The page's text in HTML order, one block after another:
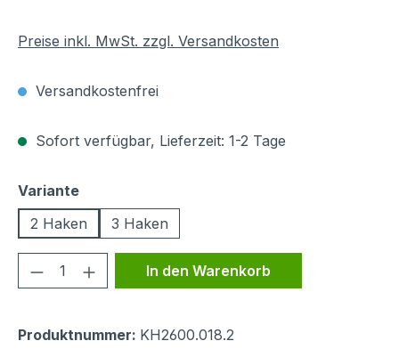
Preise inkl. MwSt. zzgl. Versandkosten
Versandkostenfrei
Sofort verfügbar, Lieferzeit: 1-2 Tage
Varianteauswählen
2 Haken
3 Haken
Produkt Anzahl: Gib den
In den Warenkorb
Produktnummer: KH2600.018.2